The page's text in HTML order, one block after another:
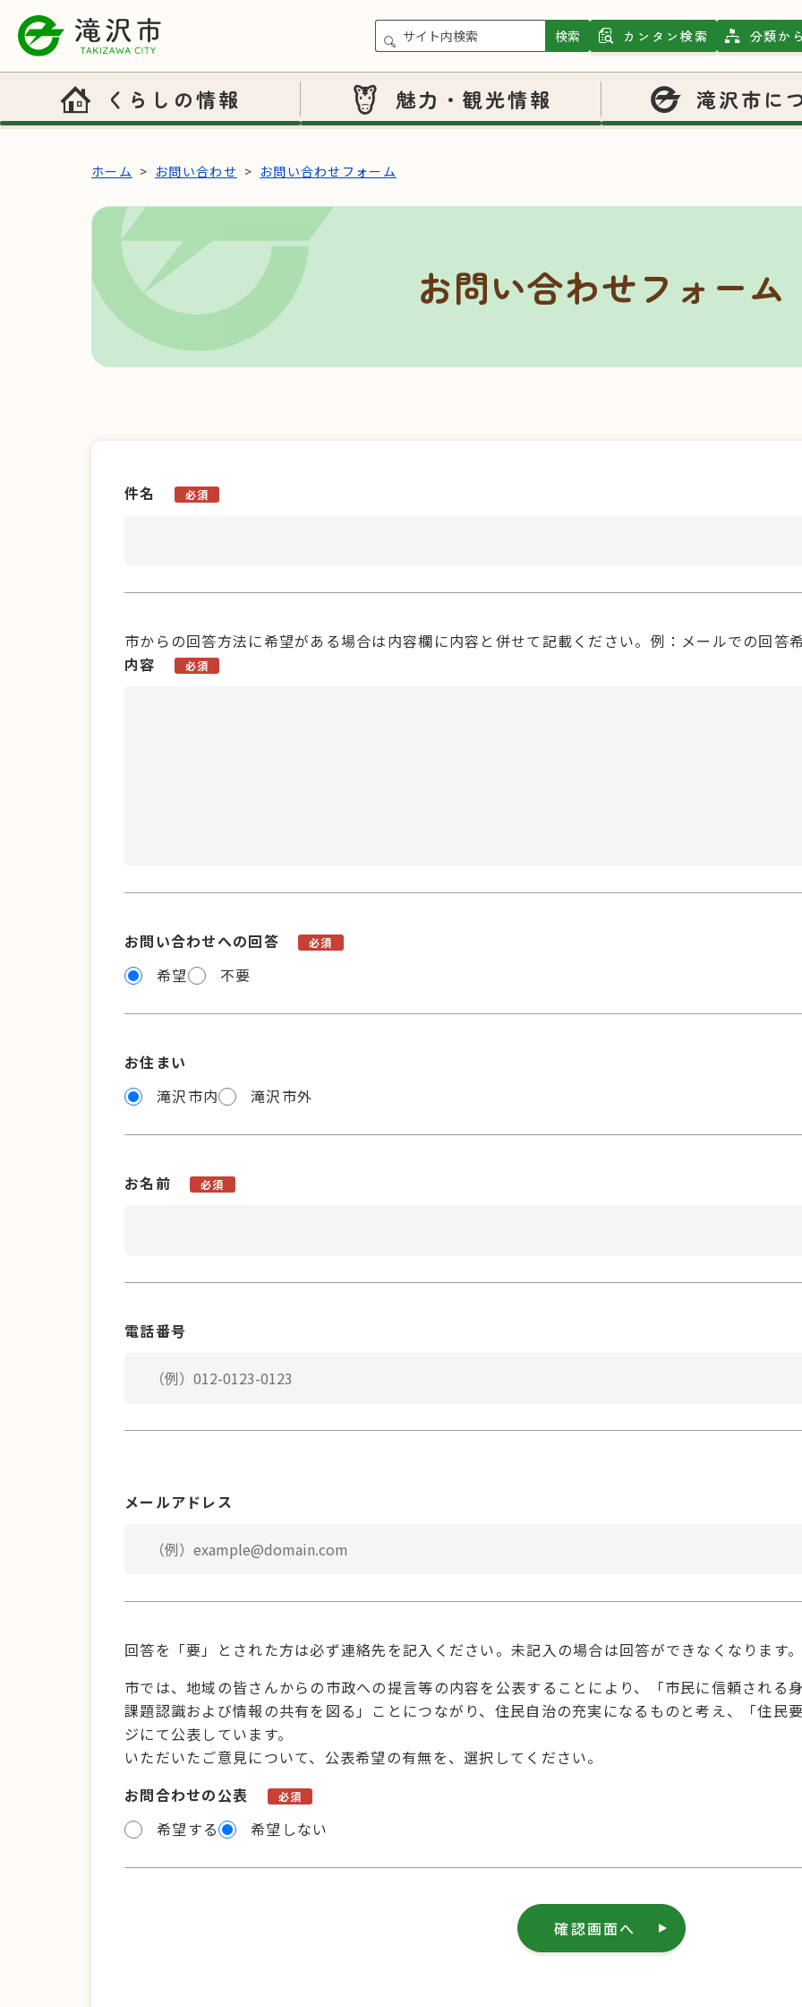
本文へスキップ
検索 カンタン検索 分類か
くらしの情報 魅力・観光情報 滝沢市に
ホーム お問い合わせ お問い合わせフォーム
お問い合わせフォーム
件名 必須
市からの回答方法に希望がある場合は内容欄に内容と併せて記載ください。例：メールでの回答
内容
必須
お問い合わせへの回答 必須
希望 不要
お住まい
滝沢市内
滝沢市外
お名前 必須
電話番号
メールアドレス
回答を「要」とされた方は必ず連絡先を記入ください。未記入の場合は回答ができなくなります
市では、地域の皆さんからの市政への提言等の内容を公表することにより、「市民に信頼される
課題認識および情報の共有を図る」ことにつながり、住民自治の充実になるものと考え、「住民
ジにて公表しています。
いただいたご意見について、公表希望の有無を、選択してください。
お問合わせの公表
必須
希望する 希望しない
確認画面へ